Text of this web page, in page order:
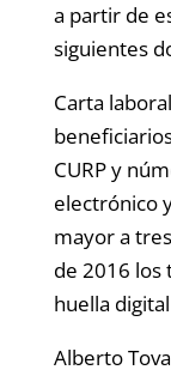
a partir de
siguientes
Carta
CURP y
electrónico
mayor a
de 2016 los
huella
Alberto